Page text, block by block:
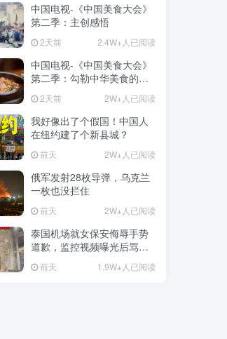
中国电视-《中国美食大会》
第二季：主创感悟
2天前 2.4W+人已阅读
中国电视-《中国美食大会》
第二季：勾勒中华美食的形
2天前 2W+人已阅读
我好像出了个假国！中国人
在纽约建了个新县城？
前天 2W+人已阅读
俄军发射28枚导弹，乌克兰
一枚也没拦住
前天 2W+人已阅读
泰国机场就女保安侮辱手势
道歉，监控视频曝光后骂声
前天 1.9W+人已阅读